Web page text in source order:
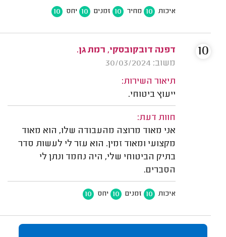
איכות 10 מחיר 10 זמנים 10 יחס 10
דפנה דובקובסקי, רמת גן.
משוב: 30/03/2024
תיאור השירות:
ייעוץ ביטוחי.
חוות דעת:
אני מאוד מרוצה מהעבודה שלו, הוא מאוד
מקצועי ומאוד זמין. הוא עזר לי לעשות סדר
בתיק הביטוחי שלי, היה נחמד ונתן לי
הסברים.
איכות 10 זמנים 10 יחס 10
10